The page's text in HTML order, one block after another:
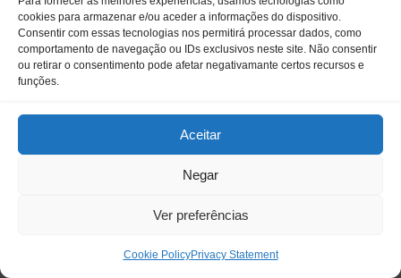
cookies para armazenar e/ou aceder a informações do dispositivo.
Consentir com essas tecnologias nos permitirá processar dados, como
comportamento de navegação ou IDs exclusivos neste site. Não consentir
ou retirar o consentimento pode afetar negativamante certos recursos e
funções.
Aceitar
Negar
Ver preferências
Cookie PolicyPrivacy Statement
Privacy Policy
Política de Cookies
Follow us: